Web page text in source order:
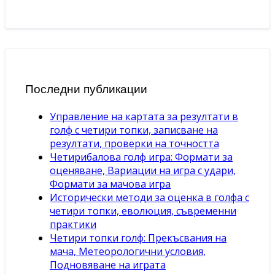
Последни публикации
Управление на картата за резултати в
голф с четири топки, записване на
резултати, проверки на точността
Четирибалова голф игра: Формати за
оценяване, Вариации на игра с удари,
Формати за мачова игра
Исторически методи за оценка в голфа с
четири топки, еволюция, съвременни
практики
Четири топки голф: Прекъсвания на
мача, Метеорологични условия,
Подновяване на играта